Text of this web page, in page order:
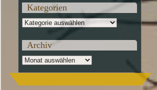
Kategorien
Kategorien
Archiv
Archiv